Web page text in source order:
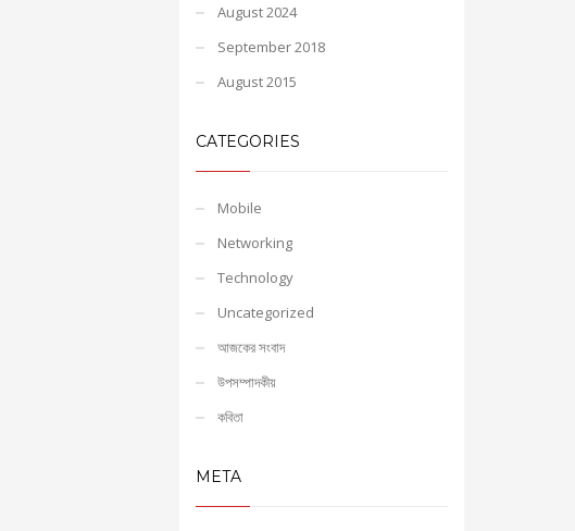
August 2024
September 2018
August 2015
CATEGORIES
Mobile
Networking
Technology
Uncategorized
আজকের সংবাদ
উপসম্পাদকীয়
কবিতা
META